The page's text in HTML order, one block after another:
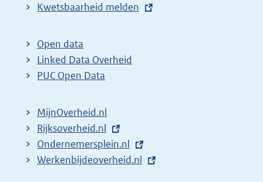
E
t
e
r
l
i
n
k
Kwetsbaarheid melden
Open data
Linked Data Overheid
PUC Open Data
MijnOverheid.nl
E
x
t
Rijksoverheid.nl
E
x
Ondernemersplein.nl
E
Werkenbijdeoverheid.nl